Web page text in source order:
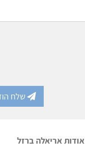
שלח
אודות אריאלה ברזל